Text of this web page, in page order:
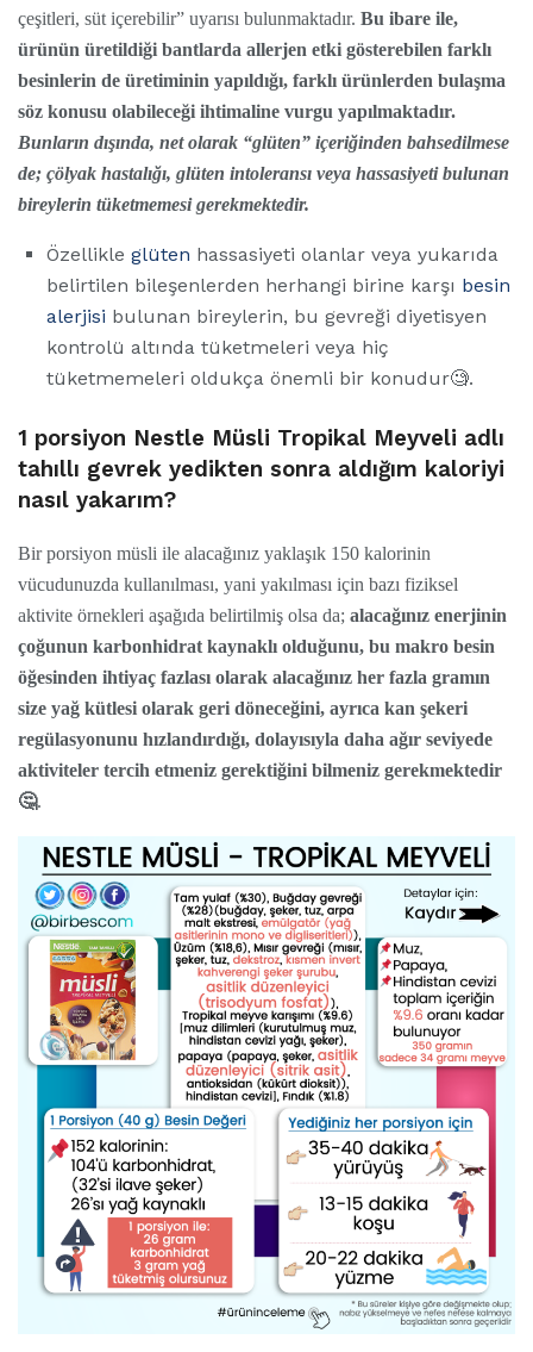
çeşitleri, süt içerebilir” uyarısı bulunmaktadır. Bu ibare ile,
ürünün üretildiği bantlarda allerjen etki gösterebilen farklı
besinlerin de üretiminin yapıldığı, farklı ürünlerden bulaşma
söz konusu olabileceği ihtimaline vurgu yapılmaktadır.
Bunların dışında, net olarak “glüten” içeriğinden bahsedilmese
de; çölyak hastalığı, glüten intoleransı veya hassasiyeti bulunan
bireylerin tüketmemesi gerekmektedir.
Özellikle glüten hassasiyeti olanlar veya yukarıda
belirtilen bileşenlerden herhangi birine karşı besin
alerjisi bulunan bireylerin, bu gevreği diyetisyen
kontrolü altında tüketmeleri veya hiç
tüketmemeleri oldukça önemli bir konudur🧐.
1 porsiyon Nestle Müsli Tropikal Meyveli adlı
tahıllı gevrek yedikten sonra aldığım kaloriyi
nasıl yakarım?
Bir porsiyon müsli ile alacağınız yaklaşık 150 kalorinin
vücudunuzda kullanılması, yani yakılması için bazı fiziksel
aktivite örnekleri aşağıda belirtilmiş olsa da; alacağınız enerjinin
çoğunun karbonhidrat kaynaklı olduğunu, bu makro besin
öğesinden ihtiyaç fazlası olarak alacağınız her fazla gramın
size yağ kütlesi olarak geri döneceğini, ayrıca kan şekeri
regülasyonunu hızlandırdığı, dolayısıyla daha ağır seviyede
aktiviteler tercih etmeniz gerektiğini bilmeniz gerekmektedir
🤔.